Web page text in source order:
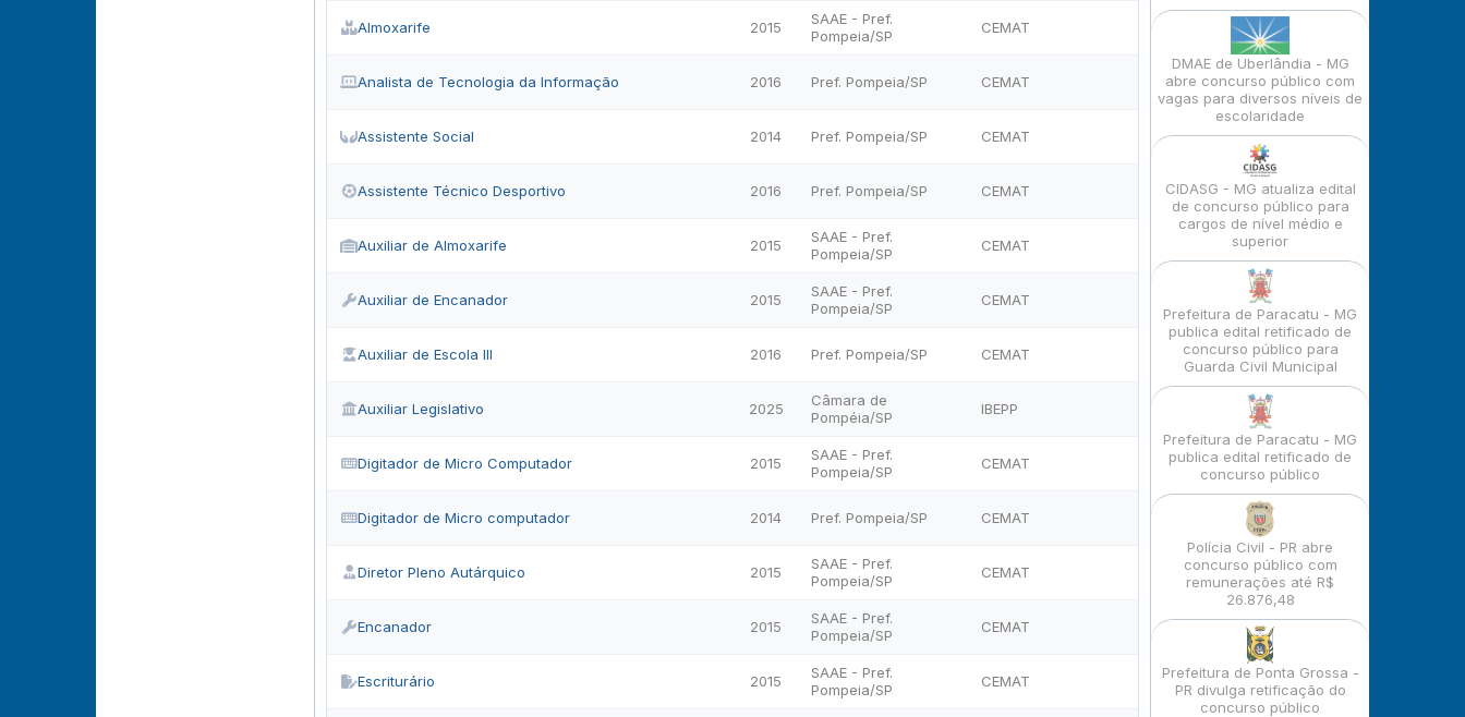
Almoxarife 2015
SAAE - Pref.
Pompeia/SP
CEMAT
Analista de Tecnologia da Informação 2016 Pref. Pompeia/SP CEMAT
Assistente Social 2014 Pref. Pompeia/SP CEMAT
Assistente Técnico Desportivo 2016 Pref. Pompeia/SP CEMAT
Auxiliar de Almoxarife 2015
SAAE - Pref.
Pompeia/SP
CEMAT
Auxiliar de Encanador 2015
SAAE - Pref.
Pompeia/SP
CEMAT
Auxiliar de Escola III 2016 Pref. Pompeia/SP CEMAT
Auxiliar Legislativo 2025
Câmara de
Pompéia/SP
IBEPP
Digitador de Micro Computador 2015
SAAE - Pref.
Pompeia/SP
CEMAT
Digitador de Micro computador 2014 Pref. Pompeia/SP CEMAT
Diretor Pleno Autárquico 2015
SAAE - Pref.
Pompeia/SP
CEMAT
Encanador 2015
SAAE - Pref.
Pompeia/SP
CEMAT
Escriturário 2015
SAAE - Pref.
Pompeia/SP
CEMAT
DMAE de Uberlândia - MG
abre concurso público com
vagas para diversos níveis de
escolaridade
CIDASG - MG atualiza edital
de concurso público para
cargos de nível médio e
superior
Prefeitura de Paracatu - MG
publica edital retificado de
concurso público para
Guarda Civil Municipal
Prefeitura de Paracatu - MG
publica edital retificado de
concurso público
Polícia Civil - PR abre
concurso público com
remunerações até R$
26.876,48
Prefeitura de Ponta Grossa -
PR divulga retificação do
concurso público